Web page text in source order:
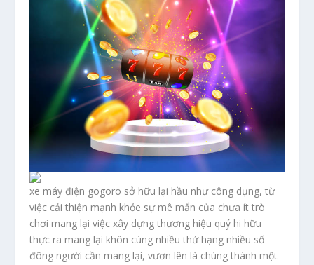
xe máy điện gogoro sở hữu lại hầu như công dụng, từ
việc cải thiện mạnh khỏe sự mê mẩn của chưa ít trò
chơi mang lại việc xây dựng thương hiệu quý hi hữu
thực ra mang lại khôn cùng nhiều thứ hạng nhiều số
đông người cần mang lại, vươn lên là chúng thành một